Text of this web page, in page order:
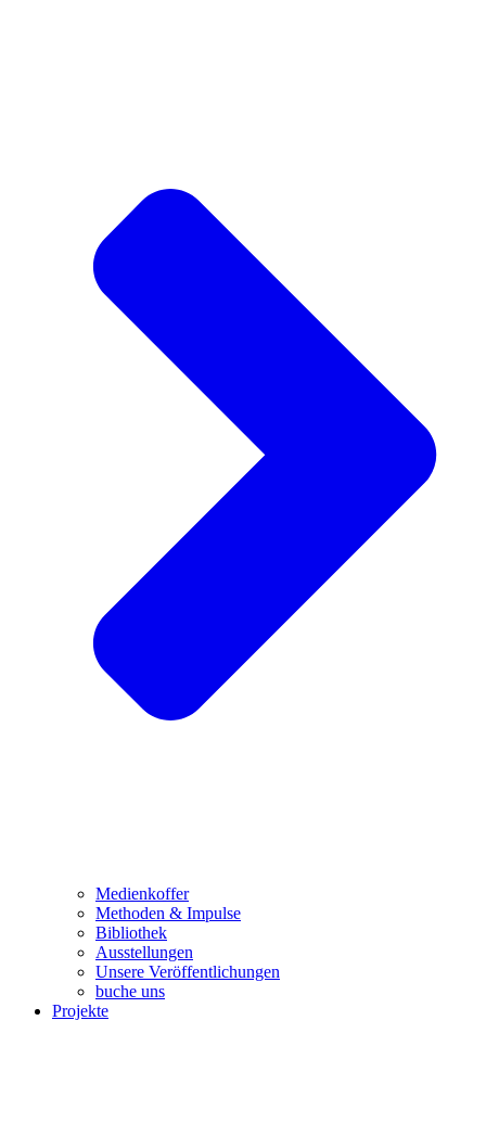
Medienkoffer
Methoden & Impulse
Bibliothek
Ausstellungen
Unsere Veröffentlichungen
buche uns
Projekte